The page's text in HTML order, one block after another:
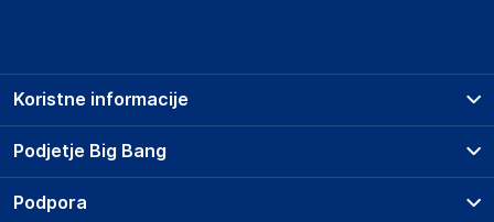
Podjetje Big Bang
O podjetju
Koristne informacije
Prodajna mesta
Storitve
Podpora